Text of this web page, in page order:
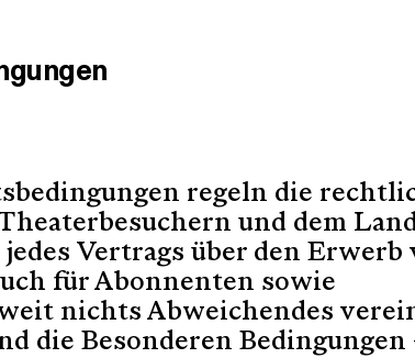
regeln die
und dem
Vertrags über den Erwerb
für Abonnenten sowie
nichts Abweichendes
die Besonderen